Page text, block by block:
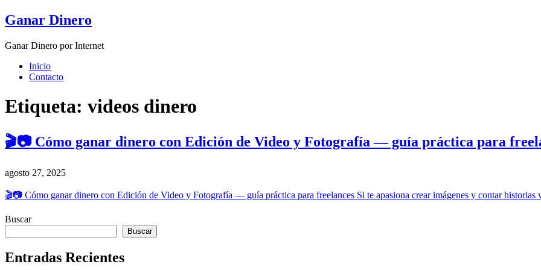
Skip
to
Ganar Dinero
Ganar Dinero por Internet
Inicio
Contacto
Etiqueta: videos dinero
🎬📷 Cómo ganar dinero con Edición de Video y Fotografía — guía práctica para
agosto 27, 2025
🎬📷 Cómo ganar dinero con Edición de Video y Fotografía — guía práctica para freelances Si te apasiona crear imágenes y contar
Buscar
Buscar
Entradas Recientes